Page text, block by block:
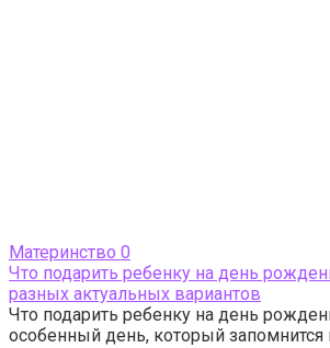
Материнство 0
Что подарить ребенку на день
разных актуальных вариантов
Что подарить ребенку на день
особенный день, который